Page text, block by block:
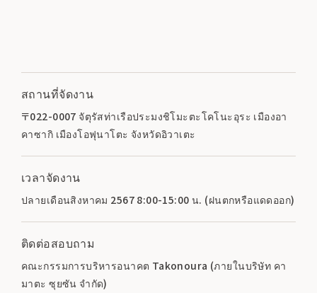
สถานที่จัดงาน
〒022-0007 จัตุรัสท่าเรือประมงชิโมะตะโคโนะอุระ เมืองอา
คาซากิ เมืองโอฟุนาโตะ จังหวัดอิวาเตะ
เวลาจัดงาน
ปลายเดือนสิงหาคม 2567 8:00-15:00 น. (ฝนตกหรือแดดออก)
ติดต่อสอบถาม
คณะกรรมการบริหารอนาคต Takonoura (ภายในบริษัท คา
มาตะ ซุยซัน จำกัด)